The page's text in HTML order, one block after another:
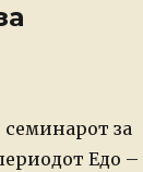
за
Едо –